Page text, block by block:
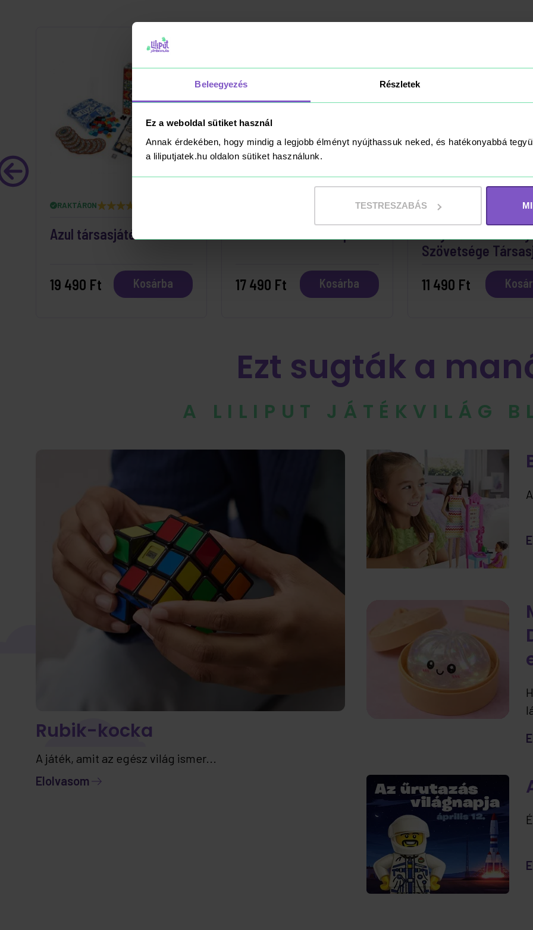
Beleegyezés Részletek
Ez a weboldal sütiket használ
Annak érdekében, hogy mindig a legjobb élményt nyújthassuk neked, és hatékonyabbá
a liliputjatek.hu oldalon sütiket használunk.
TESTRESZABÁS
RAKTÁRON
Azul társasjáték
19 490 Ft Kosárba 17 490 Ft Kosárba
RAKTÁRON
Szövetsége
11 490 Ft
Ezt sugták a
A LILIPUT JÁTÉKVILÁG
Rubik-kocka
A játék, amit az egész világ ismer...
Elolvasom